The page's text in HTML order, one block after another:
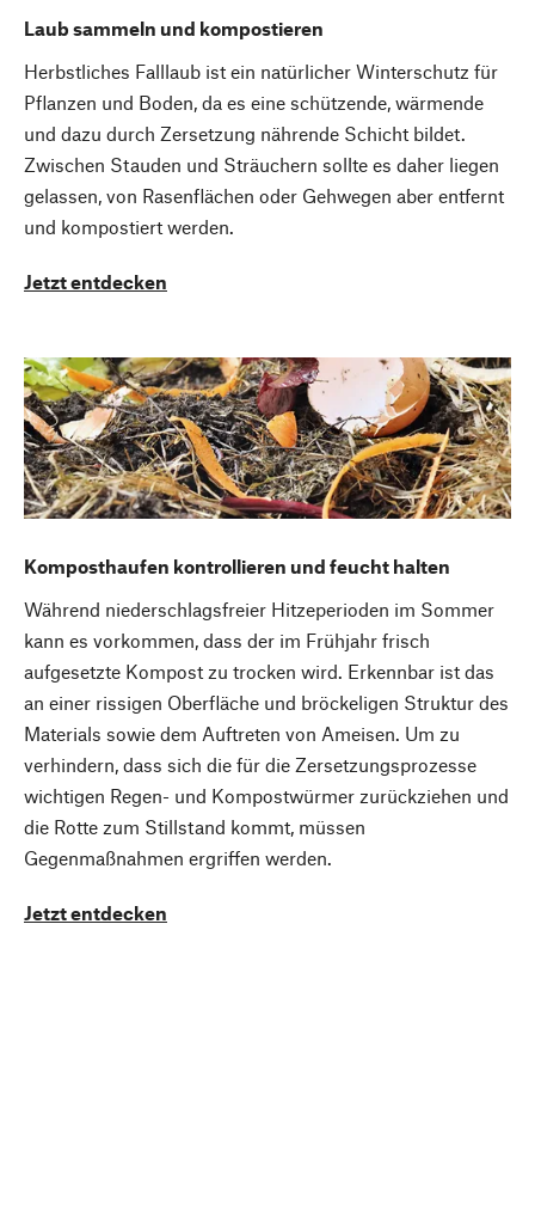
Laub sammeln und kompostieren
Herbstliches Falllaub ist ein natürlicher Winterschutz für
Pflanzen und Boden, da es eine schützende, wärmende
und dazu durch Zersetzung nährende Schicht bildet.
Zwischen Stauden und Sträuchern sollte es daher liegen
gelassen, von Rasenflächen oder Gehwegen aber entfernt
und kompostiert werden.
Jetzt entdecken
Komposthaufen kontrollieren und feucht halten
Während niederschlagsfreier Hitzeperioden im Sommer
kann es vorkommen, dass der im Frühjahr frisch
aufgesetzte Kompost zu trocken wird. Erkennbar ist das
an einer rissigen Oberfläche und bröckeligen Struktur des
Materials sowie dem Auftreten von Ameisen. Um zu
verhindern, dass sich die für die Zersetzungsprozesse
wichtigen Regen- und Kompostwürmer zurückziehen und
die Rotte zum Stillstand kommt, müssen
Gegenmaßnahmen ergriffen werden.
Jetzt entdecken